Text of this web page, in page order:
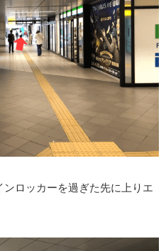
ロッカーを過ぎた先に上りエ